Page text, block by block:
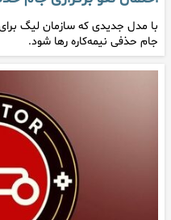
با مدل جدیدی که سازمان لیگ برای
جام حذفی نیمه‌کاره رها شود.